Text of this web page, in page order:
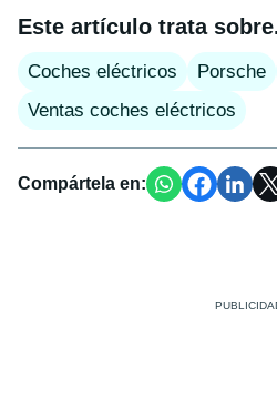
Este artículo trata
Coches eléctricos Porsche
Ventas coches eléctricos
Compártela en: